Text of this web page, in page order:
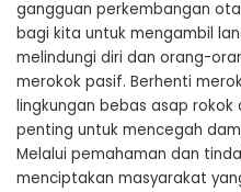
gangguan perkembangan
bagi kita untuk mengambil
melindungi diri dan orang-
merokok pasif. Berhenti
lingkungan bebas asap
penting untuk mencegah
Melalui pemahaman dan
menciptakan masyarakat